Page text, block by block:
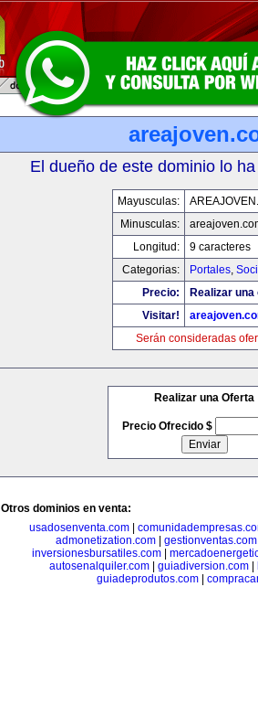
El dueño de este dominio lo
Mayusculas:
Minusculas:
Longitud:
9 caracteres
Categorias:
Portales,
Precio:
Realizar
Visitar!
Serán consideradas
Realizar una Oferta
Precio Ofrecido $
Otros dominios en venta:
usadosenventa.com|
admonetization.com| gestionventas.com
inversionesbursatiles.com|
autosenalquiler.com| guiadiversion.com|
guiadeprodutos.com|